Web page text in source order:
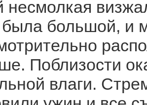
несмолкая
была большой, и
Поблизости
влаги.